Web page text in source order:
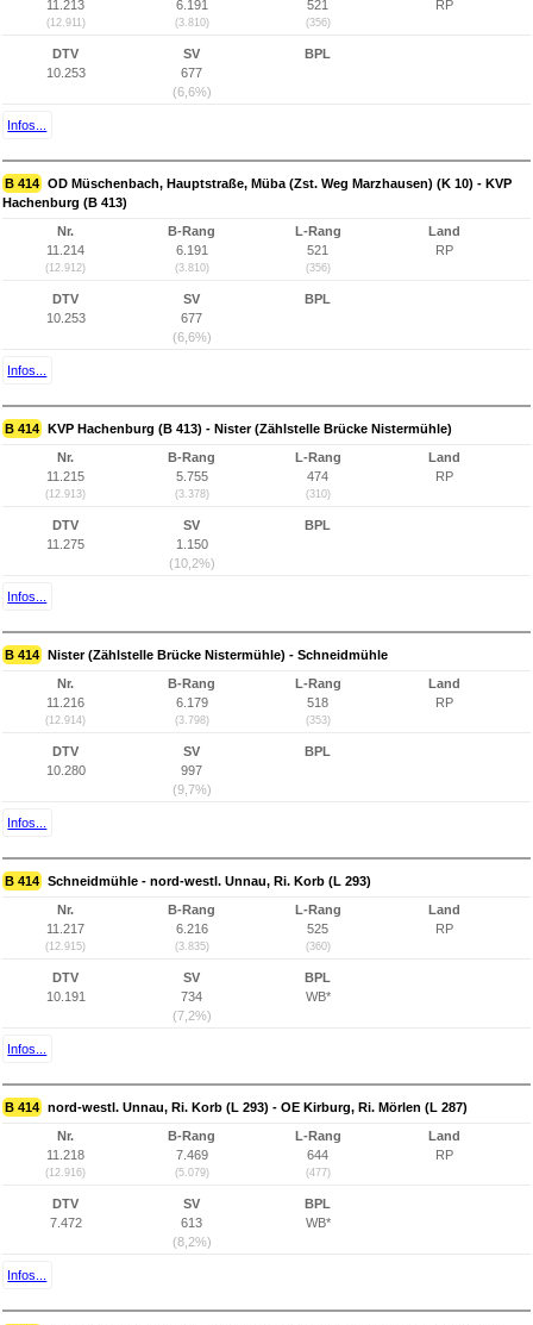
11.213
(12.911)
6.191
(3.810)
521
(356)
RP
DTV
10.253
SV
677
(6,6%)
BPL
Infos...
B 414 OD Müschenbach, Hauptstraße, Müba (Zst. Weg Marzhausen) (K 10) - KVP
Hachenburg (B 413)
Nr.
11.214
(12.912)
B-Rang
6.191
(3.810)
L-Rang
521
(356)
Land
RP
DTV
10.253
SV
677
(6,6%)
BPL
Infos...
B 414 KVP Hachenburg (B 413) - Nister (Zählstelle Brücke Nistermühle)
Nr.
11.215
(12.913)
B-Rang
5.755
(3.378)
L-Rang
474
(310)
Land
RP
DTV
11.275
SV
1.150
(10,2%)
BPL
Infos...
B 414 Nister (Zählstelle Brücke Nistermühle) - Schneidmühle
Nr.
11.216
(12.914)
B-Rang
6.179
(3.798)
L-Rang
518
(353)
Land
RP
DTV
10.280
SV
997
(9,7%)
BPL
Infos...
B 414 Schneidmühle - nord-westl. Unnau, Ri. Korb (L 293)
Nr.
11.217
(12.915)
B-Rang
6.216
(3.835)
L-Rang
525
(360)
Land
RP
DTV
10.191
SV
734
(7,2%)
BPL
WB*
Infos...
B 414 nord-westl. Unnau, Ri. Korb (L 293) - OE Kirburg, Ri. Mörlen (L 287)
Nr.
11.218
(12.916)
B-Rang
7.469
(5.079)
L-Rang
644
(477)
Land
RP
DTV
7.472
SV
613
(8,2%)
BPL
WB*
Infos...